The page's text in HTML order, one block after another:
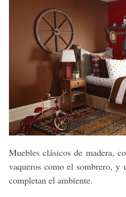
Muebles clásicos de madera,
vaqueros como el sombrero, y
completan el ambiente.